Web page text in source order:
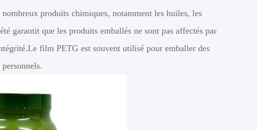
produits chimiques, notamment les huiles, les
garantit que les produits emballés ne sont pas affectés par
film PETG est souvent utilisé pour emballer des